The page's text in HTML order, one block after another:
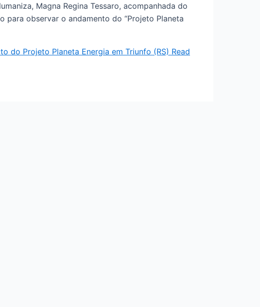
Magna Regina Tessaro, acompanhada do
para observar o andamento do “Projeto Planeta
do Projeto Planeta Energia em Triunfo (RS) Read